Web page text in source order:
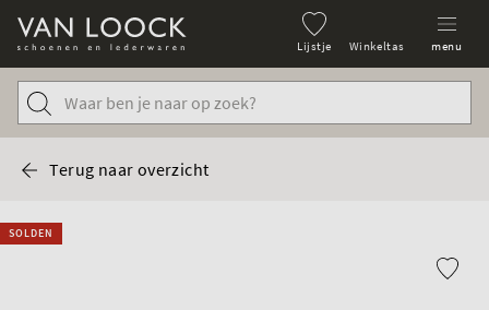
Lijstje Winkeltas menu
Terug naar overzicht
SOLDEN